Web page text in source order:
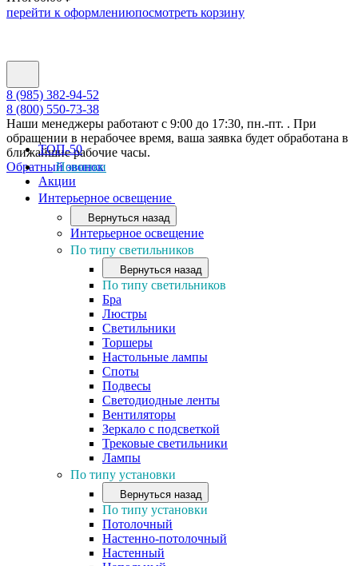
перейти к оформлениюпосмотреть корзину
8 (985) 382-94-52
8 (800) 550-73-38
Наши менеджеры работают с 9:00 до 17:30, пн.-пт. . При
обращении в нерабочее время, ваша заявка будет обработана в
ближайшие рабочие часы.
Обратный звонок
ТОП-50
Новинки
Акции
Интерьерное освещение
Вернуться назад
Интерьерное освещение
По типу светильников
Вернуться назад
По типу светильников
Бра
Люстры
Светильники
Торшеры
Настольные лампы
Споты
Подвесы
Светодиодные ленты
Вентиляторы
Зеркало с подсветкой
Трековые светильники
Лампы
По типу установки
Вернуться назад
По типу установки
Потолочный
Настенно-потолочный
Настенный